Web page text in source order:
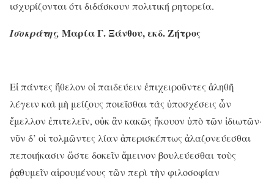
ισχυρίζονται ότι διδάσκουν πολιτική ρητορεία.
Ισοκράτης, Μαρία Γ. Ξάνθου, εκδ. Ζήτρος
Εἰ πάντες ἤθελον οἱ παιδεύειν ἐπιχειροῦντες ἀληθῆ
λέγειν καὶ μὴ μείζους ποιεῖσθαι τὰς ὑποσχέσεις ὧν
ἔμελλον ἐπιτελεῖν, οὐκ ἂν κακῶς ἤκουον ὑπὸ τῶν ἰδιωτῶν·
νῦν δ’ οἱ τολμῶντες λίαν ἀπερισκέπτως ἀλαζονεύεσθαι
πεποιήκασιν ὥστε δοκεῖν ἄμεινον βουλεύεσθαι τοὺς
ῥᾳθυμεῖν αἱρουμένους τῶν περὶ τὴν φιλοσοφίαν